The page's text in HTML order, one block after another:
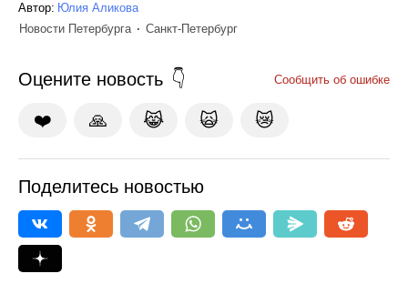
Автор: Юлия Аликова
Новости Петербурга
Санкт-Петербург
Оцените новость Сообщить об ошибке
❤️ 🙏 😹 🙀 😿
Поделитесь новостью